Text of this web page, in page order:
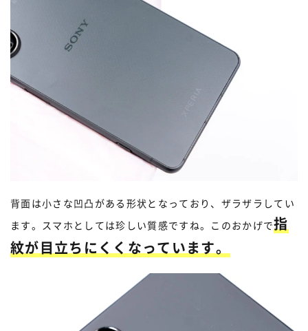
背面は小さな凹凸がある形状となっており、ザラザラしてい
ます。スマホとしては珍しい質感ですね。このおかげで指
紋が目立ちにくくなっています。